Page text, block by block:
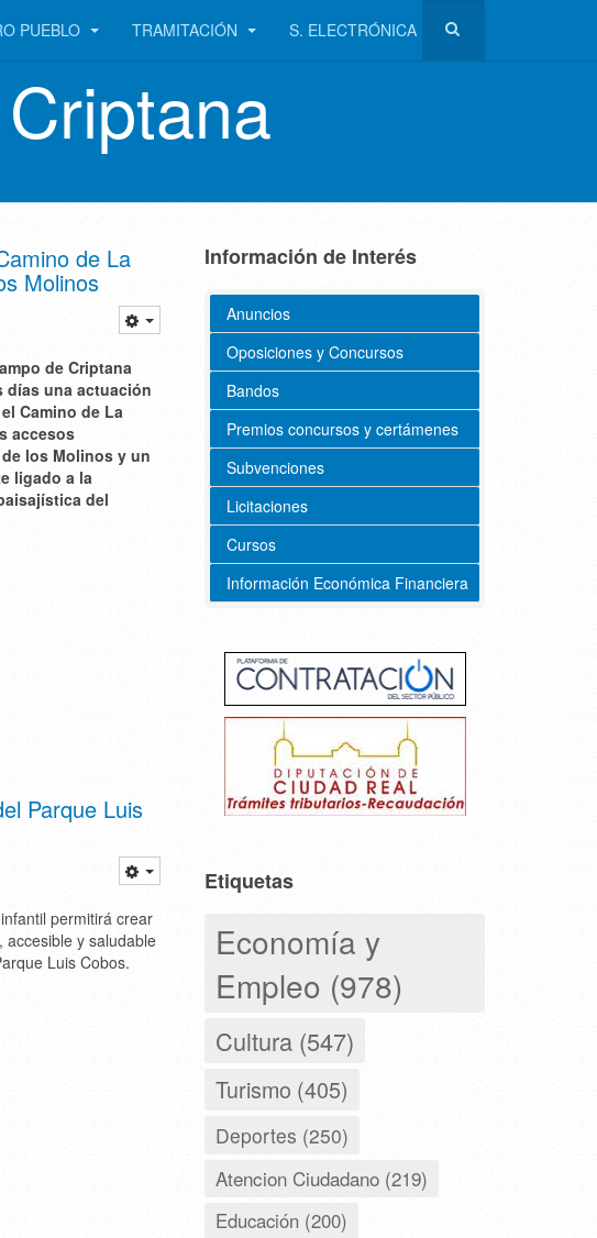
PUEBLO TRAMITACIÓN S. ELECTRÓNICA
de La
Molinos
de Criptana
días una actuación
Camino de La
accesos
los Molinos y un
ligado a la
del
Parque Luis
permitirá crear
accesible y saludable
Luis Cobos.
Información de Interés
Anuncios
Oposiciones y Concursos
Bandos
Premios concursos y certámenes
Subvenciones
Licitaciones
Cursos
Información Económica Financiera
Etiquetas
Economía y
Empleo (978)
Cultura (547)
Turismo (405)
Deportes (250)
Atencion Ciudadano (219)
Educación (200)